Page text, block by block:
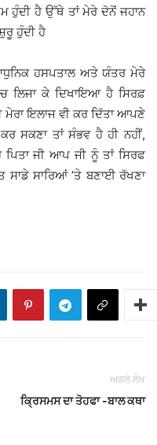
ਹੁੰਦੀ ਹੈ ਉੱਥੇ ਤਾਂ ਮੇਰੇ ਦੋਨੋਂ ਜਹਾਨ
ਹੁੰਦੀ ਹੈ
ਹਸਪਤਾਲ ਅਤੇ ਯੰਤਰ ਮੇਰੇ
ਲਿਜਾ ਕੇ ਦਿਖਾਇਆ ਹੈ ਸਿਰਫ਼
ਮੇਰਾ ਇਲਾਜ ਵੀ ਕਰ ਦਿੱਤਾ ਆਪਣੇ
ਸਕਣਾ ਤਾਂ ਸੰਭਵ ਹੈ ਹੀ ਨਹੀਂ,
ਜੀ ਆਪ ਜੀ ਨੂੰ ਤਾਂ ਸਿਰਫ
ਸਾਰਿਆਂ ’ਤੇ ਬਣਾਈ ਰੱਖਣਾ
ਅਗਲੇ ਲੇਖ
ਕ੍ਰਿਸਮਸ ਦਾ ਤੋਹਫਾ -ਬਾਲ ਕਥਾ